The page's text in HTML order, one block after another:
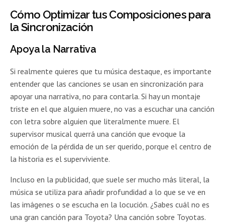
Cómo Optimizar tus Composiciones para
la Sincronización
Apoya la Narrativa
Si realmente quieres que tu música destaque, es importante
entender que las canciones se usan en sincronización para
apoyar una narrativa, no para contarla. Si hay un montaje
triste en el que alguien muere, no vas a escuchar una canción
con letra sobre alguien que literalmente muere. El
supervisor musical querrá una canción que evoque la
emoción de la pérdida de un ser querido, porque el centro de
la historia es el superviviente.
Incluso en la publicidad, que suele ser mucho más literal, la
música se utiliza para añadir profundidad a lo que se ve en
las imágenes o se escucha en la locución. ¿Sabes cuál no es
una gran canción para Toyota? Una canción sobre Toyotas.